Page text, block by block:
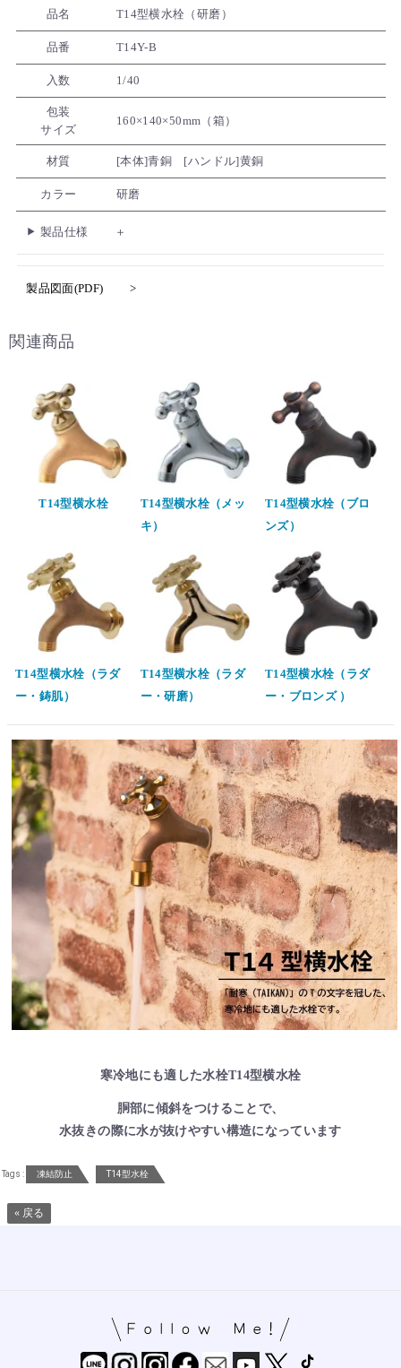
品名 T14型横水栓（研磨）
品番 T14Y-B
入数 1/40
包装
サイズ
160×140×50mm（箱）
材質 [本体]青銅 [ハンドル]黄銅
カラー 研磨
製品仕様
製品図面(PDF)
関連商品
T14型横水栓
T14型横水栓（メッ
キ）
T14型横水栓（ブロ
ンズ）
T14型横水栓（ラダ
ー・鋳肌）
T14型横水栓（ラダ
ー・研磨）
T14型横水栓（ラダ
ー・ブロンズ ）
寒冷地にも適した水栓T14型横水栓
胴部に傾斜をつけることで、
水抜きの際に水が抜けやすい構造になっています
Tags : 凍結防止 T14型水栓
« 戻る